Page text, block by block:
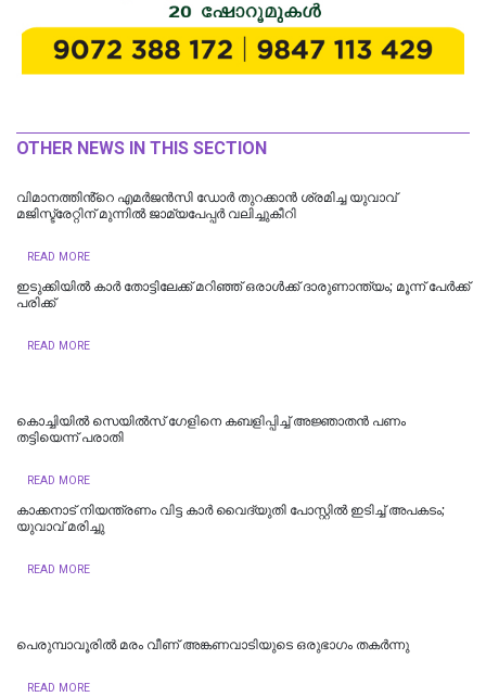
OTHER NEWS IN THIS SECTION
വിമാനത്തിൻ്റെ എമര്‍ജന്‍സി ഡോര്‍ തുറക്കാന്‍ ശ്രമിച്ച യുവാവ്
മജിസ്ട്രേറ്റിന് മുന്നില്‍ ജാമ്യപേപ്പര്‍ വലിച്ചുകീറി
READ MORE
ഇടുക്കിയിൽ കാർ തോട്ടിലേക്ക് മറിഞ്ഞ് ഒരാൾക്ക് ദാരുണാന്ത്യം; മൂന്ന് പേർക്ക്
പരിക്ക്
READ MORE
കൊച്ചിയിൽ സെയിൽസ് ഗേളിനെ കബളിപ്പിച്ച് അജ്ഞാതന്‍ പണം
തട്ടിയെന്ന് പരാതി
READ MORE
കാക്കനാട് നിയന്ത്രണം വിട്ട കാര്‍ വൈദ്യുതി പോസ്റ്റില്‍ ഇടിച്ച് അപകടം;
യുവാവ് മരിച്ചു
READ MORE
പെരുമ്പാവൂരിൽ മരം വീണ് അങ്കണവാടിയുടെ ഒരുഭാഗം തകർന്നു
READ MORE